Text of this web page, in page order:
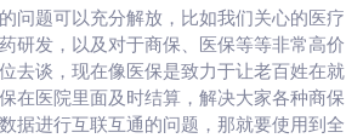
问题可以充分解放，比如我们关心的医疗
研发，以及对于商保、医保等等非常高价
去谈，现在像医保是致力于让老百姓在就
在医院里面及时结算，解决大家各种商保
据进行互联互通的问题，那就要使用到全